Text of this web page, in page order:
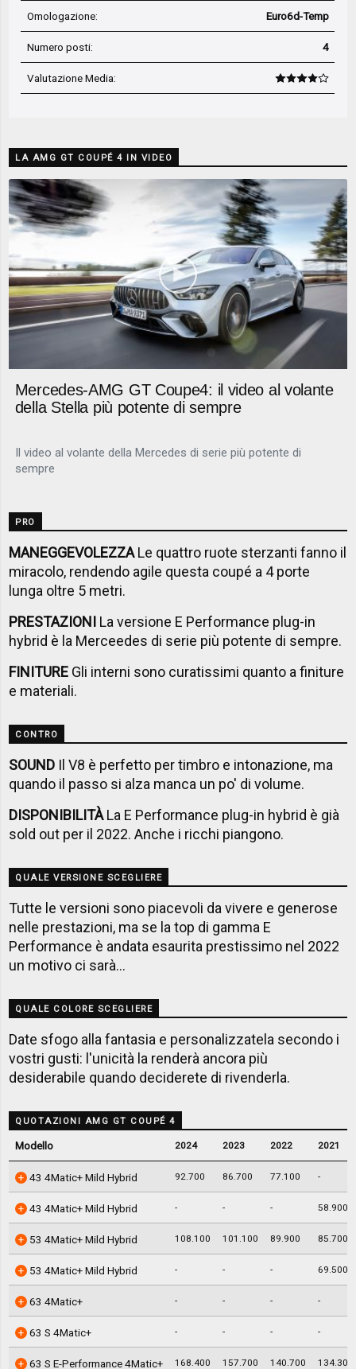
Omologazione: Euro6d-Temp
Numero posti: 4
Valutazione Media:
LA AMG GT COUPÉ 4 IN VIDEO
Mercedes-AMG GT Coupe4: il video al volante
della Stella più potente di sempre
Il video al volante della Mercedes di serie più potente di
sempre
PRO
MANEGGEVOLEZZALe quattro ruote sterzanti fanno il
miracolo, rendendo agile questa coupé a 4 porte
lunga oltre 5 metri.
PRESTAZIONI La versione E Performance plug-in
hybrid è la Merceedes di serie più potente di sempre.
FINITURE Gli interni sono curatissimi quanto a finiture
e materiali.
CONTRO
SOUND Il V8 è perfetto per timbro e intonazione, ma
quando il passo si alza manca un po' di volume.
DISPONIBILITÀLa E Performance plug-in hybrid è già
sold out per il 2022. Anche i ricchi piangono.
QUALE VERSIONE SCEGLIERE
Tutte le versioni sono piacevoli da vivere e generose
nelle prestazioni, ma se la top di gamma E
Performance è andata esaurita prestissimo nel 2022
un motivo ci sarà...
QUALE COLORE SCEGLIERE
Date sfogo alla fantasia e personalizzatela secondo i
vostri gusti: l'unicità la renderà ancora più
desiderabile quando deciderete di rivenderla.
QUOTAZIONI AMG GT COUPÉ 4
Modello 2024 2023 2022 2021
43 4Matic+ Mild Hybrid 92.700 86.700 77.100 -
43 4Matic+ Mild Hybrid - - - 58.900
53 4Matic+ Mild Hybrid 108.100 101.100 89.900 85.700
53 4Matic+ Mild Hybrid - - - 69.500
63 4Matic+ - - - -
63 S 4Matic+ - - - -
63 S E-Performance 4Matic+ 168.400 157.700 140.700 134.300